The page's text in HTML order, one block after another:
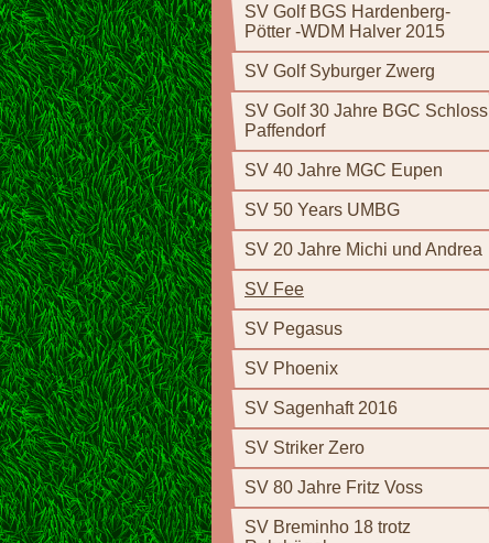
SV Golf BGS Hardenberg-
Pötter -WDM Halver 2015
SV Golf Syburger Zwerg
SV Golf 30 Jahre BGC Schloss
Paffendorf
SV 40 Jahre MGC Eupen
SV 50 Years UMBG
SV 20 Jahre Michi und Andrea
SV Fee
SV Pegasus
SV Phoenix
SV Sagenhaft 2016
SV Striker Zero
SV 80 Jahre Fritz Voss
SV Breminho 18 trotz